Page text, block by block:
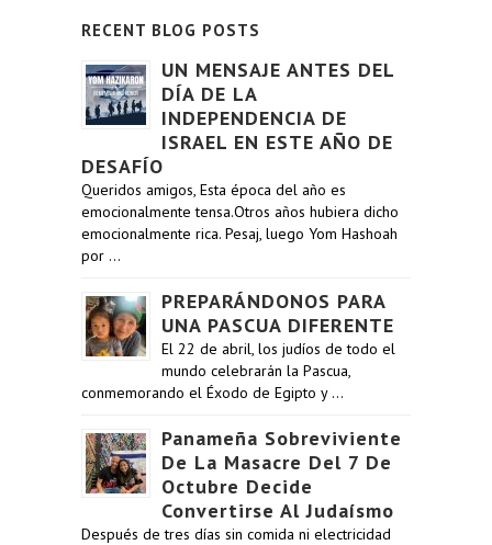
RECENT BLOG POSTS
UN MENSAJE ANTES DEL
DÍA DE LA
INDEPENDENCIA DE
ISRAEL EN ESTE AÑO DE
DESAFÍO
Queridos amigos, Esta época del año es
emocionalmente tensa.Otros años hubiera dicho
emocionalmente rica. Pesaj, luego Yom Hashoah
por …
PREPARÁNDONOS PARA
UNA PASCUA DIFERENTE
El 22 de abril, los judíos de todo el
mundo celebrarán la Pascua,
conmemorando el Éxodo de Egipto y …
Panameña Sobreviviente
De La Masacre Del 7 De
Octubre Decide
Convertirse Al Judaísmo
Después de tres días sin comida ni electricidad